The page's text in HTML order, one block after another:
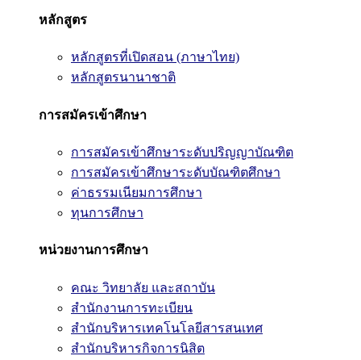
หลักสูตร
หลักสูตรที่เปิดสอน (ภาษาไทย)
หลักสูตรนานาชาติ
การสมัครเข้าศึกษา
การสมัครเข้าศึกษาระดับปริญญาบัณฑิต
การสมัครเข้าศึกษาระดับบัณฑิตศึกษา
ค่าธรรมเนียมการศึกษา
ทุนการศึกษา
หน่วยงานการศึกษา
คณะ วิทยาลัย และสถาบัน
สำนักงานการทะเบียน
สำนักบริหารเทคโนโลยีสารสนเทศ
สำนักบริหารกิจการนิสิต